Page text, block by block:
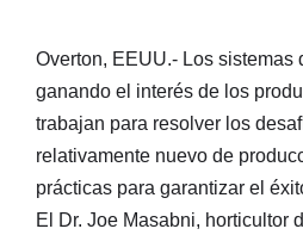
Overton, EEUU.- Los sistemas
ganando el interés de los
trabajan para resolver los
relativamente nuevo de
prácticas para garantizar el
El Dr. Joe Masabni, horticultor